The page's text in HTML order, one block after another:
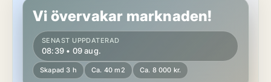
Vi övervakar marknaden!
SENAST UPPDATERAD
08:39 • 09 aug.
Skapad 3 h Ca. 40 m2 Ca. 8 000 kr.